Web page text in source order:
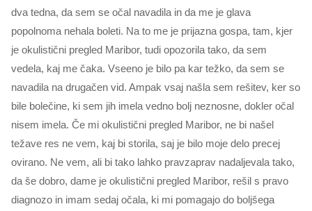
dva tedna, da sem se očal navadila in da me je glava
popolnoma nehala boleti. Na to me je prijazna gospa, tam, kjer
je okulistični pregled Maribor, tudi opozorila tako, da sem
vedela, kaj me čaka. Vseeno je bilo pa kar težko, da sem se
navadila na drugačen vid. Ampak vsaj našla sem rešitev, ker so
bile bolečine, ki sem jih imela vedno bolj neznosne, dokler očal
nisem imela. Če mi okulistični pregled Maribor, ne bi našel
težave res ne vem, kaj bi storila, saj je bilo moje delo precej
ovirano. Ne vem, ali bi tako lahko pravzaprav nadaljevala tako,
da še dobro, dame je okulistični pregled Maribor, rešil s pravo
diagnozo in imam sedaj očala, ki mi pomagajo do boljšega